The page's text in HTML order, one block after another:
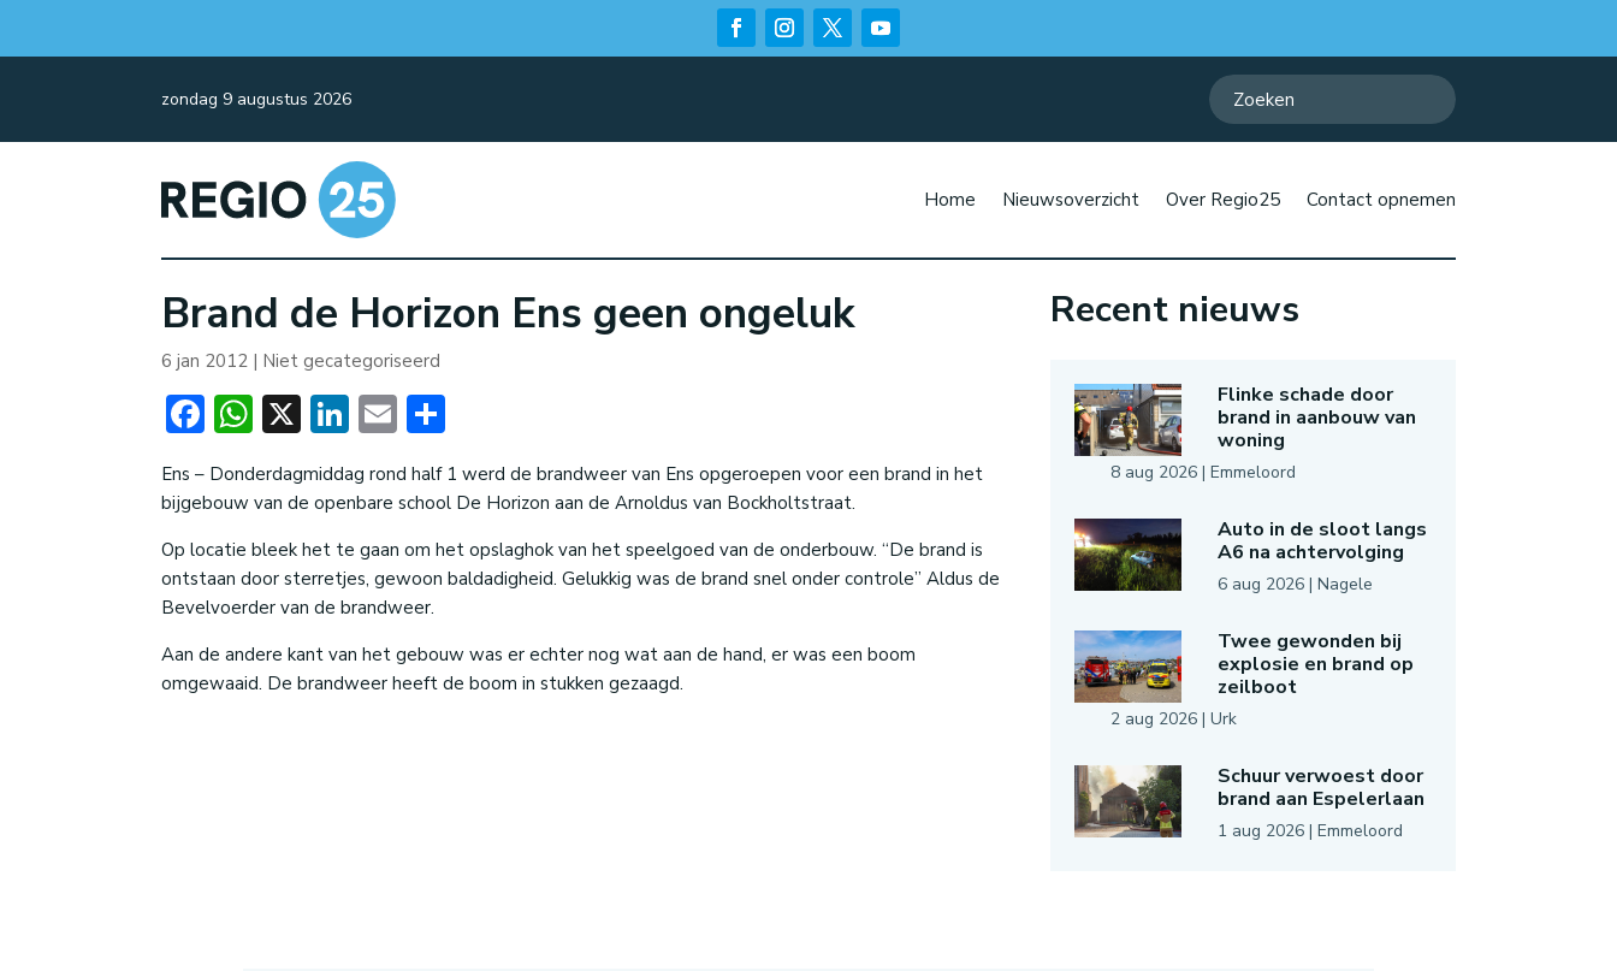
zondag 9 augustus 2026
Home Nieuwsoverzicht Over Regio25 Contact opnemen
Brand de Horizon Ens geen ongeluk
6 jan 2012 | Niet gecategoriseerd
Facebook
WhatsApp
X LinkedIn
Email
Ens – Donderdagmiddag rond half 1 werd de brandweer van Ens opgeroepen voor een brand in het
bijgebouw van de openbare school De Horizon aan de Arnoldus van Bockholtstraat.
Op locatie bleek het te gaan om het opslaghok van het speelgoed van de onderbouw. “De brand is
ontstaan door sterretjes, gewoon baldadigheid. Gelukkig was de brand snel onder controle” Aldus de
Bevelvoerder van de brandweer.
Aan de andere kant van het gebouw was er echter nog wat aan de hand, er was een boom
omgewaaid. De brandweer heeft de boom in stukken gezaagd.
Recent nieuws
Flinke schade door
brand in aanbouw van
woning
8 aug 2026| Emmeloord
Auto in de sloot langs
A6 na achtervolging
6 aug 2026| Nagele
Twee gewonden bij
explosie en brand op
zeilboot
2 aug 2026| Urk
Schuur verwoest door
brand aan Espelerlaan
1 aug 2026| Emmeloord